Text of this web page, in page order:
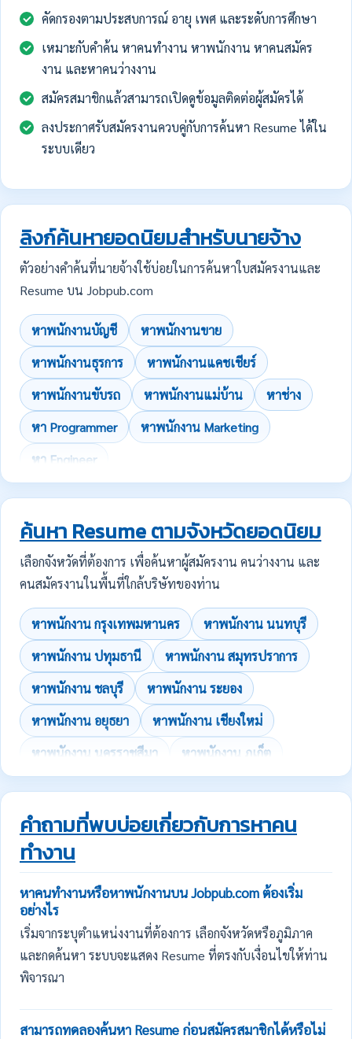
คัดกรองตามประสบการณ์ อายุ เพศ และระดับการศึกษา
เหมาะกับคำค้น หาคนทำงาน หาพนักงาน หาคนสมัคร
งาน และหาคนว่างงาน
สมัครสมาชิกแล้วสามารถเปิดดูข้อมูลติดต่อผู้สมัครได้
ลงประกาศรับสมัครงานควบคู่กับการค้นหา Resume ได้ใน
ระบบเดียว
ลิงก์ค้นหายอดนิยมสำหรับนายจ้าง
ตัวอย่างคำค้นที่นายจ้างใช้บ่อยในการค้นหาใบสมัครงานและ
Resume บน Jobpub.com
หาพนักงานบัญชี
หาพนักงานขาย
หาพนักงานธุรการ
หาพนักงานแคชเชียร์
หาพนักงานขับรถ
หาพนักงานแม่บ้าน
หาช่าง
หา Programmer
หาพนักงาน Marketing
หา Engineer
ค้นหา Resume ตามจังหวัดยอดนิยม
เลือกจังหวัดที่ต้องการ เพื่อค้นหาผู้สมัครงาน คนว่างงาน และ
คนสมัครงานในพื้นที่ใกล้บริษัทของท่าน
หาพนักงาน กรุงเทพมหานคร
หาพนักงาน นนทบุรี
หาพนักงาน ปทุมธานี
หาพนักงาน สมุทรปราการ
หาพนักงาน ชลบุรี
หาพนักงาน ระยอง
หาพนักงาน อยุธยา
หาพนักงาน เชียงใหม่
หาพนักงาน นครราชสีมา
หาพนักงาน ภูเก็ต
คำถามที่พบบ่อยเกี่ยวกับการหาคน
ทำงาน
หาคนทำงานหรือหาพนักงานบน Jobpub.com ต้องเริ่ม
อย่างไร
เริ่มจากระบุตำแหน่งงานที่ต้องการ เลือกจังหวัดหรือภูมิภาค
และกดค้นหา ระบบจะแสดง Resume ที่ตรงกับเงื่อนไขให้ท่าน
พิจารณา
สามารถทดลองค้นหา Resume ก่อนสมัครสมาชิกได้หรือไม่